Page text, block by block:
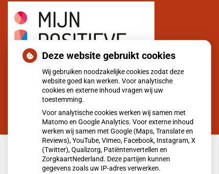
Deze website gebruikt cookies
Wij gebruiken noodzakelijke cookies zodat deze
website goed kan werken. Voor analytische
cookies en externe inhoud vragen wij uw
toestemming.
Voor analytische cookies werken wij samen met
Matomo en Google Analytics. Voor externe inhoud
werken wij samen met Google (Maps, Translate en
Reviews), YouTube, Vimeo, Facebook, Instagram, X
(Twitter), Qualizorg, Patiëntenvertellen en
ZorgkaartNederland. Deze partijen kunnen
gegevens zoals uw IP-adres verwerken.